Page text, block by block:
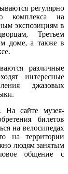
регулярно
комплекса на
экспозициям в
Третьем
доме, а также в
различные
интересные
джазовых
На сайте музея-
билетов
на велосипедах
на территории
людям занятым
общение с